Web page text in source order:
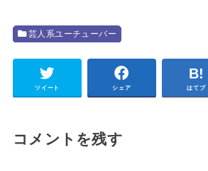
芸人系ユーチューバー
ツイート シェア はてブ
コメントを残す